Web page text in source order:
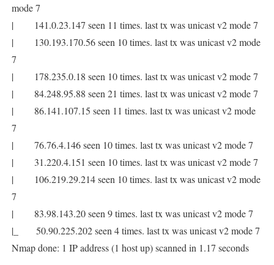
mode 7
| 141.0.23.147 seen 11 times. last tx was unicast v2 mode 7
| 130.193.170.56 seen 10 times. last tx was unicast v2 mode
7
| 178.235.0.18 seen 10 times. last tx was unicast v2 mode 7
| 84.248.95.88 seen 21 times. last tx was unicast v2 mode 7
| 86.141.107.15 seen 11 times. last tx was unicast v2 mode
7
| 76.76.4.146 seen 10 times. last tx was unicast v2 mode 7
| 31.220.4.151 seen 10 times. last tx was unicast v2 mode 7
| 106.219.29.214 seen 10 times. last tx was unicast v2 mode
7
| 83.98.143.20 seen 9 times. last tx was unicast v2 mode 7
|_ 50.90.225.202 seen 4 times. last tx was unicast v2 mode 7
Nmap done: 1 IP address (1 host up) scanned in 1.17 seconds